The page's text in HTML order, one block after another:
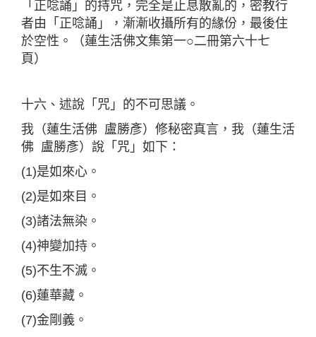
「正唸誦」的持咒，完全是止息散亂的，密教行
者由「正唸誦」，漸漸收攝所有的緣份，最後住
於空性。（蓮生活佛文集第一○二冊第六十七
頁）
十六、述說「咒」的不可思議。
我（蓮生活佛 盧勝彥）修秘密真言，我（蓮生活
佛 盧勝彥）說「咒」如下：
(1)是如來心。
(2)是如來目。
(3)諸法無染。
(4)神變加持。
(5)不生不滅。
(6)蓮華藏。
(7)金剛義。